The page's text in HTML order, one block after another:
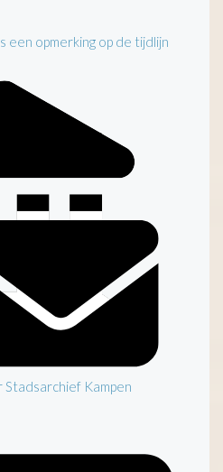
een opmerking op de tijdlijn
Kampen